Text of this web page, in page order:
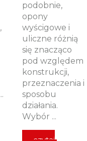
podobnie,
opony
wyścigowe i
uliczne różnią
się znacząco
pod względem
konstrukcji,
przeznaczenia i
sposobu
działania.
Wybór ...